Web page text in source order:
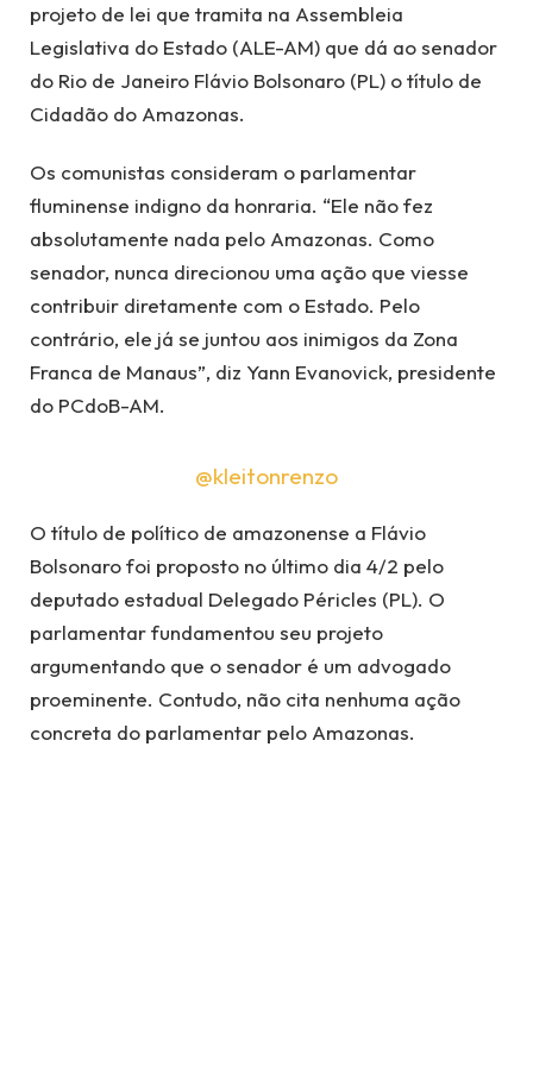
projeto de lei que tramita na Assembleia
Legislativa do Estado (ALE-AM) que dá ao senador
do Rio de Janeiro Flávio Bolsonaro (PL) o título de
Cidadão do Amazonas.
Os comunistas consideram o parlamentar
fluminense indigno da honraria. “Ele não fez
absolutamente nada pelo Amazonas. Como
senador, nunca direcionou uma ação que viesse
contribuir diretamente com o Estado. Pelo
contrário, ele já se juntou aos inimigos da Zona
Franca de Manaus”, diz Yann Evanovick, presidente
do PCdoB-AM.
@kleitonrenzo
O título de político de amazonense a Flávio
Bolsonaro foi proposto no último dia 4/2 pelo
deputado estadual Delegado Péricles (PL). O
parlamentar fundamentou seu projeto
argumentando que o senador é um advogado
proeminente. Contudo, não cita nenhuma ação
concreta do parlamentar pelo Amazonas.